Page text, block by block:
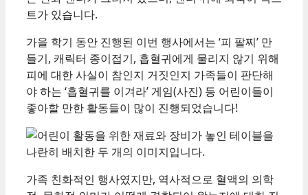
가을 학기 동안 진행된 이번 행사에서는 ‘피 팔찌’ 만
들기, 캐릭터 종이접기, 흡혈귀에게 물리지 않기 위해
피에 대한 사실이 참인지 거짓인지 가족들이 판단해
야 하는 ‘흡혈귀를 이겨라’ 게임(사진) 등 어린이들이
좋아할 만한 활동들이 많이 진행되었습니다!
가족 친화적인 행사였지만, 역사적으로 혈액의 의학